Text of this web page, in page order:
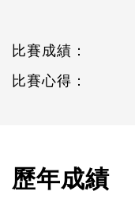
比賽成績：
比賽心得：
歷年成績